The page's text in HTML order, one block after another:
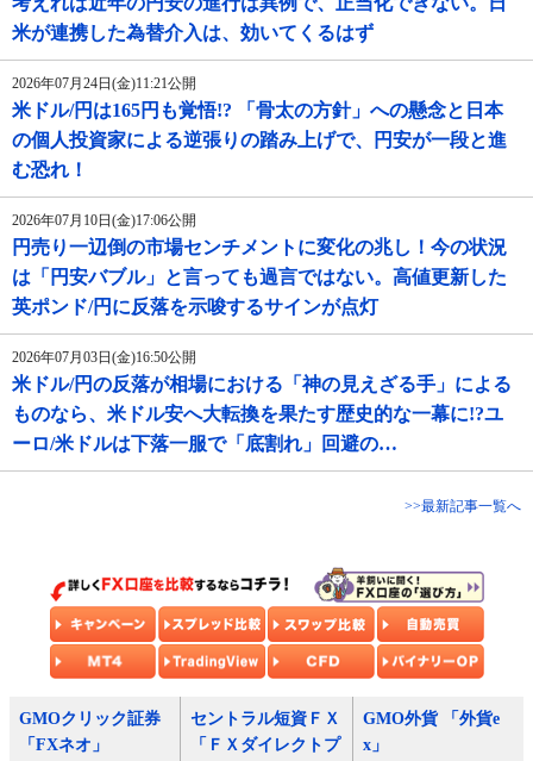
米が連携した為替介入は、効いてくるはず
2026年07月24日(金)11:21公開
米ドル/円は165円も覚悟!? 「骨太の方針」への懸念と日本
の個人投資家による逆張りの踏み上げで、円安が一段と進
む恐れ！
2026年07月10日(金)17:06公開
円売り一辺倒の市場センチメントに変化の兆し！今の状況
は「円安バブル」と言っても過言ではない。高値更新した
英ポンド/円に反落を示唆するサインが点灯
2026年07月03日(金)16:50公開
米ドル/円の反落が相場における「神の見えざる手」による
ものなら、米ドル安へ大転換を果たす歴史的な一幕に!?ユ
ーロ/米ドルは下落一服で「底割れ」回避の…
>>最新記事一覧へ
GMOクリック証券
「FXネオ」
セントラル短資ＦＸ
「ＦＸダイレクトプ
GMO外貨 「外貨e
x」